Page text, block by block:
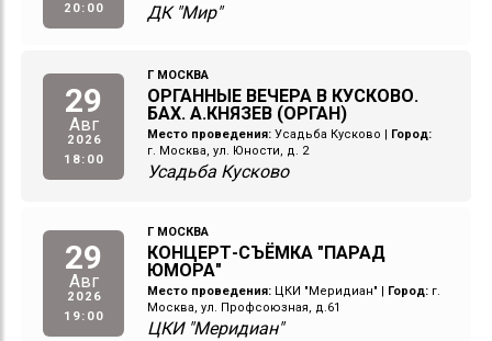
20:00
ДК "Мир"
29
Авг
2026
18:00
Г МОСКВА
ОРГАННЫЕ ВЕЧЕРА В КУСКОВО.
БАХ. А.КНЯЗЕВ (ОРГАН)
Место проведения: Усадьба Кусково
Город:
г. Москва, ул. Юности, д. 2
Усадьба Кусково
29
Авг
2026
19:00
Г МОСКВА
КОНЦЕРТ-СЪЁМКА "ПАРАД
ЮМОРА"
Место проведения: ЦКИ "Меридиан" Город: г.
Москва, ул. Профсоюзная, д.61
ЦКИ "Меридиан"